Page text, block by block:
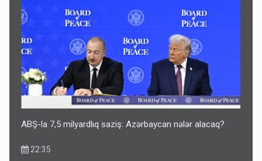
Geri çağırılan səfir Abel Məhərrəmovun oğludur - DOSYE
ABŞ-la 7,5 milyardlıq saziş: Azərbaycan nələr alacaq?
22:35